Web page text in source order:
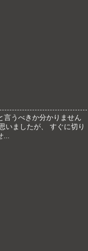
言うべきか分かりません
いましたが、 すぐに切り